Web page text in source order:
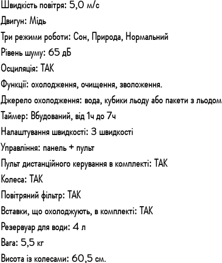
Швидкість повітря: 5,0 м/с
Двигун: Мідь
Три режими роботи: Сон, Природа, Нормальний
Рівень шуму: 65 дБ
Осциляція: ТАК
Функції: охолодження, очищення, зволоження.
Джерело охолодження: вода, кубики льоду або пакети з льодом
Таймер: Вбудований, від 1ч до 7ч
Налаштування швидкості: 3 швидкості
Управління: панель + пульт
Пульт дистанційного керування в комплекті: ТАК
Колеса: ТАК
Повітряний фільтр: ТАК
Вставки, що охолоджують, в комплекті: ТАК
Резервуар для води: 4 л
Вага: 5,5 кг
Висота із колесами: 60,5 см.